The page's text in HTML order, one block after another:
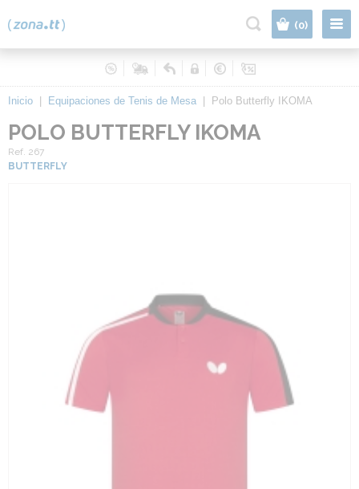
(0)
Inicio Equipaciones de Tenis de Mesa Polo Butterfly IKOMA
POLO BUTTERFLY IKOMA
Ref. 267
BUTTERFLY